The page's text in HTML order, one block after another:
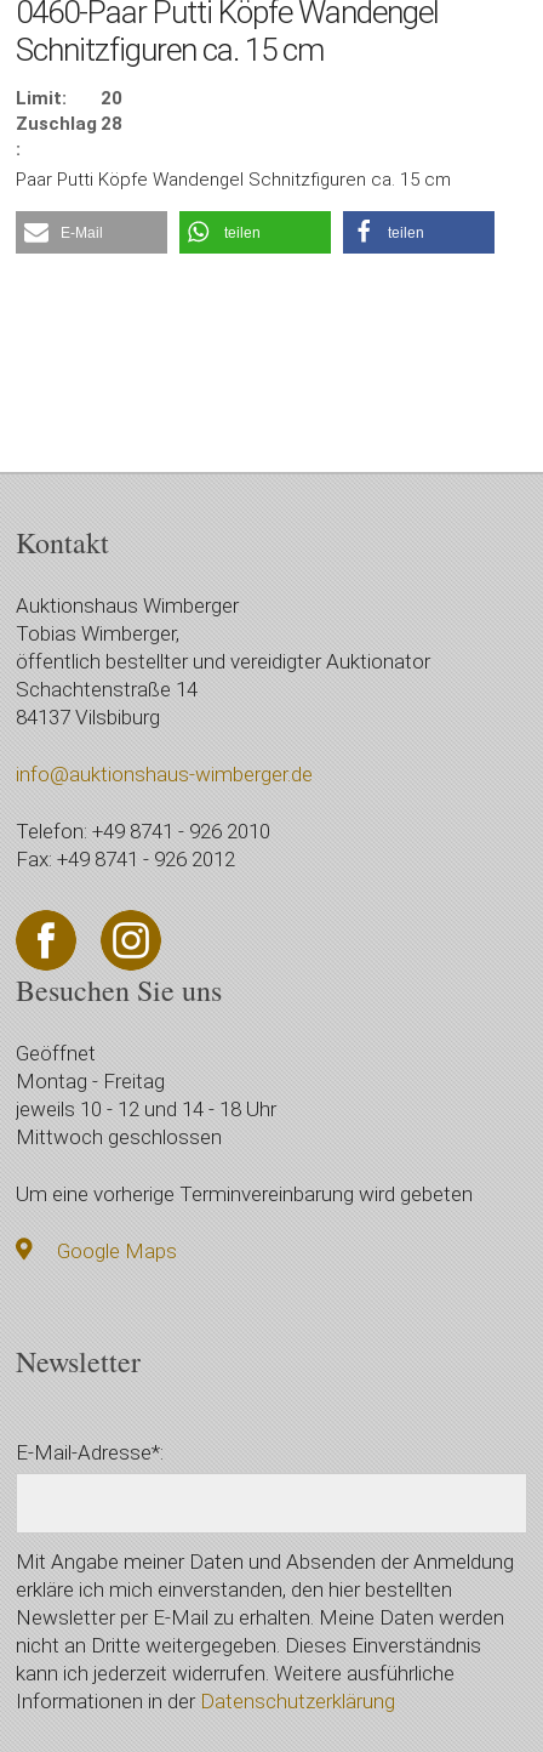
0460-Paar Putti Köpfe Wandengel
Schnitzfiguren ca. 15 cm
Limit:
20
Zuschlag
:
28
Paar Putti Köpfe Wandengel Schnitzfiguren ca. 15 cm
E-Mail teilen teilen
Kontakt
Auktionshaus Wimberger
Tobias Wimberger,
öffentlich bestellter und vereidigter Auktionator
Schachtenstraße 14
84137 Vilsbiburg
info@auktionshaus-wimberger.de
Telefon: +49 8741 - 926 2010
Fax: +49 8741 - 926 2012
Besuchen Sie uns
Geöffnet
Montag - Freitag
jeweils 10 - 12 und 14 - 18 Uhr
Mittwoch geschlossen
Um eine vorherige Terminvereinbarung wird gebeten
Google Maps
Newsletter
E-Mail-Adresse*:
Mit Angabe meiner Daten und Absenden der Anmeldung
erkläre ich mich einverstanden, den hier bestellten
Newsletter per E-Mail zu erhalten. Meine Daten werden
nicht an Dritte weitergegeben. Dieses Einverständnis
kann ich jederzeit widerrufen. Weitere ausführliche
Informationen in der Datenschutzerklärung